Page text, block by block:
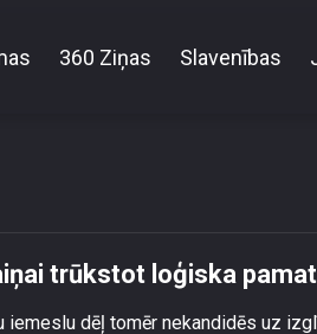
360 Ziņas Slavenības
trūkstot loģiska
dēļ tomēr nekandidēs uz